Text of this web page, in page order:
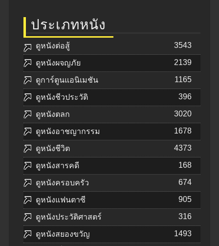
ประเภทหนัง
ดูหนังต่อสู้ 3543
ดูหนังผจญภัย 2139
ดูการ์ตูนแอนิเมชัน 1165
ดูหนังชีวประวัติ 396
ดูหนังตลก 3020
ดูหนังอาชญากรรม 1678
ดูหนังชีวิต 4373
ดูหนังสารคดี 168
ดูหนังครอบครัว 674
ดูหนังแฟนตาซี 905
ดูหนังประวัติศาสตร์ 316
ดูหนังสยองขวัญ 1493